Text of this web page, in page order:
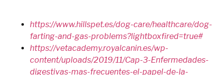
https://www.hillspet.es/dog-care/healthcare/dog-
farting-and-gas-problems?lightboxfired=true#
https://vetacademy.royalcanin.es/wp-
content/uploads/2019/11/Cap-3-Enfermedades-
digestivas-mas-frecuentes-el-papel-de-la-